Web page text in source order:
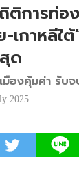
ติการท่อ
-เกาหลีใ
ด
องคุ้มค่า รับจ
2025